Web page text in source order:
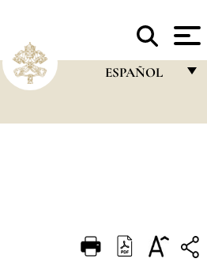
ESPAÑOL
DEUTSCH